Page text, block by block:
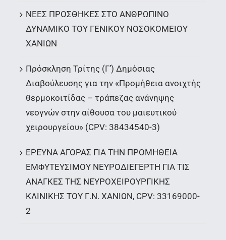
ΝΕΕΣ ΠΡΟΣΘΗΚΕΣ ΣΤΟ ΑΝΘΡΩΠΙΝΟ
ΔΥΝΑΜΙΚΟ ΤΟΥ ΓΕΝΙΚΟΥ ΝΟΣΟΚΟΜΕΙΟΥ
ΧΑΝΙΩΝ
Πρόσκληση Τρίτης (Γ’) Δημόσιας
Διαβούλευσης για την «Προμήθεια ανοιχτής
θερμοκοιτίδας – τράπεζας ανάνηψης
νεογνών στην αίθουσα του μαιευτικού
χειρουργείου» (CPV: 38434540-3)
ΕΡΕΥΝΑ ΑΓΟΡΑΣ ΓΙΑ ΤΗΝ ΠΡΟΜΗΘΕΙΑ
ΕΜΦΥΤΕΥΣΙΜΟΥ ΝΕΥΡΟΔΙΕΓΕΡΤΗ ΓΙΑ ΤΙΣ
ΑΝΑΓΚΕΣ ΤΗΣ ΝΕΥΡΟΧΕΙΡΟΥΡΓΙΚΗΣ
ΚΛΙΝΙΚΗΣ ΤΟΥ Γ.Ν. ΧΑΝΙΩΝ, CPV: 33169000-
2